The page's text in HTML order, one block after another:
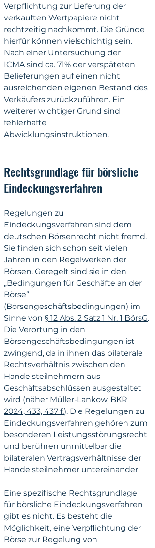
Verpflichtung zur Lieferung der
verkauften Wertpapiere nicht
rechtzeitig nachkommt. Die Gründe
hierfür können vielschichtig sein.
Nach einer Untersuchung der
ICMA sind ca. 71% der verspäteten
Belieferungen auf einen nicht
ausreichenden eigenen Bestand des
Verkäufers zurückzuführen. Ein
weiterer wichtiger Grund sind
fehlerhafte
Abwicklungsinstruktionen.
Rechtsgrundlage für börsliche
Eindeckungsverfahren
Regelungen zu
Eindeckungsverfahren sind dem
deutschen Börsenrecht nicht fremd.
Sie finden sich schon seit vielen
Jahren in den Regelwerken der
Börsen. Geregelt sind sie in den
„Bedingungen für Geschäfte an der
Börse“
(Börsengeschäftsbedingungen) im
Sinne von § 12 Abs. 2 Satz 1 Nr. 1 BörsG.
Die Verortung in den
Börsengeschäftsbedingungen ist
zwingend, da in ihnen das bilaterale
Rechtsverhältnis zwischen den
Handelsteilnehmern aus
Geschäftsabschlüssen ausgestaltet
wird (näher Müller-Lankow, BKR
2024, 433, 437 f.). Die Regelungen zu
Eindeckungsverfahren gehören zum
besonderen Leistungsstörungsrecht
und berühren unmittelbar die
bilateralen Vertragsverhältnisse der
Handelsteilnehmer untereinander.
Eine spezifische Rechtsgrundlage
für börsliche Eindeckungsverfahren
gibt es nicht. Es besteht die
Möglichkeit, eine Verpflichtung der
Börse zur Regelung von